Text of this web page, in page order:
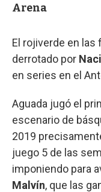
Arena
El rojiverde en las
derrotado por
en series en el
Aguada jugó el
escenario de
2019
juego 5 de las
imponiendo para
Malvín, que las